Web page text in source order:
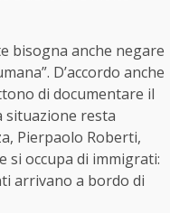
bisogna anche negare
D’accordo anche
di documentare il
situazione resta
Pierpaolo Roberti,
si occupa di immigrati:
arrivano a bordo di